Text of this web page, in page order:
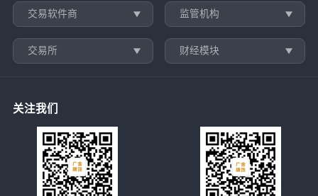
交易软件商 监管机构
交易所 财经模块
关注我们